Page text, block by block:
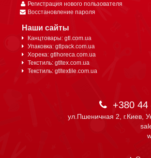
Регистрация нового пользователя
Восстановление пароля
Наши сайты
Канцтовары: gtl.com.ua
Упаковка: gtlpack.com.ua
Хорека: gtlhoreca.com.ua
Текстиль: gtltex.com.ua
Текстиль: gtltextile.com.ua
+380 44
ул.Пшеничная 2, г.Киев,